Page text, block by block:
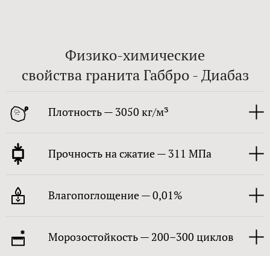
Физико-химические
свойства гранита Габбро - Диабаз
Плотность — 3050 кг/м³
Прочность на сжатие — 311 МПа
Влагопоглощение — 0,01%
Морозостойкость — 200–300 циклов